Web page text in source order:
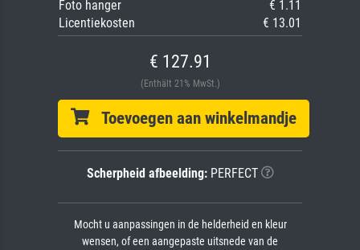
Foto hanger
€ 1.11
Licentiekosten
€ 13.01
€ 127.91
(Enthält 21% MwSt.)
Toevoegen aan winkelmandje
Scherpheid afbeelding:PERFECT
Mocht u aanpassingen in de helderheid en kleur
wensen, of een aangepaste uitsnede van de